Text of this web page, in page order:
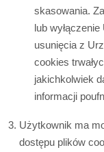
skasowania.
lub
usunięcia z
cookies
jakichkolwiek
informacji
Użytkownik ma
dostępu plików